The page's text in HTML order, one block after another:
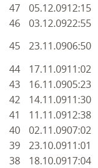
47
05.12.0912:15
46
03.12.0922:55
45
23.11.0906:50
44
17.11.0911:02
43
16.11.0905:23
42
14.11.0911:30
41
11.11.0912:38
40
02.11.0907:02
39
23.10.0911:01
38
18.10.0917:04